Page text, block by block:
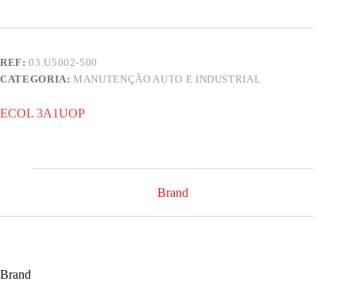
REF:03.U5002-500
CATEGORIA:MANUTENÇÃO AUTO E INDUSTRIAL
ECOL 3A1UOP
Brand
Brand